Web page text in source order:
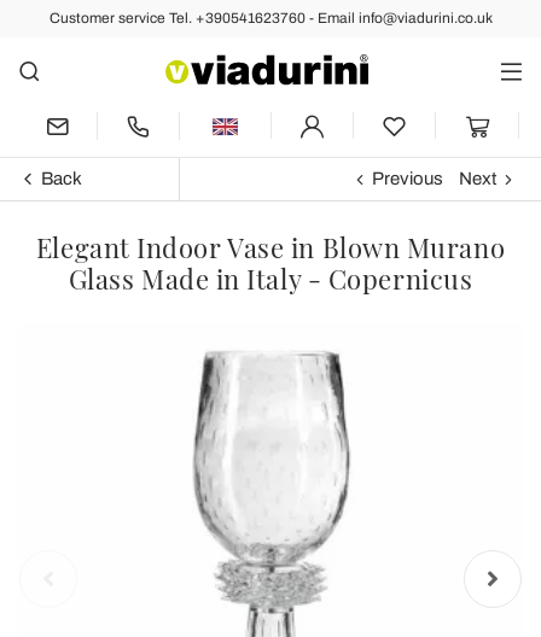
Customer service Tel. +390541623760 - Email info@viadurini.co.uk
Back Previous Next
Elegant Indoor Vase in Blown Murano
Glass Made in Italy - Copernicus